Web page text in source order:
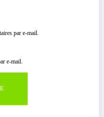
par e-mail.
e-mail.